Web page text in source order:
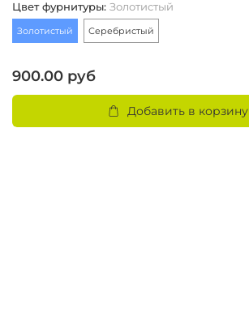
Цвет фурнитуры: Золотистый
Золотистый Серебристый
900.00 руб
Добавить в корзину